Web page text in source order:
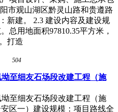
市观山湖区黔灵山路和贵遵路
新建。 2.3 建设内容及建设规
总用地面积97810.35平方米，
打造
504
至细友石场段改建工程（施
至细友石场段改建工程（施
区一）建设规模：项目路线全